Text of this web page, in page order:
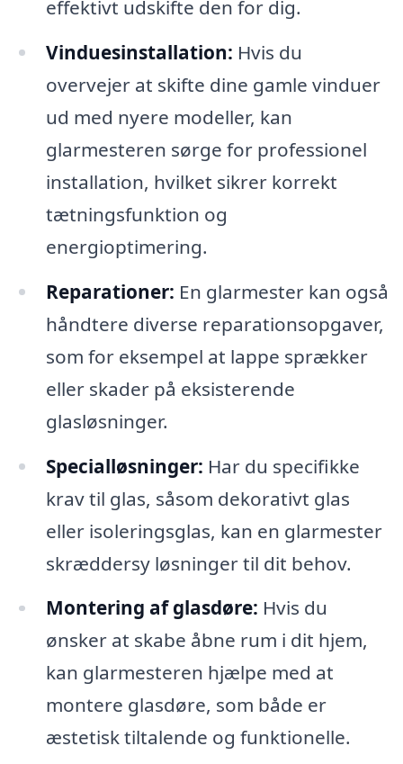
effektivt udskifte den for dig.
Vinduesinstallation: Hvis du
overvejer at skifte dine gamle vinduer
ud med nyere modeller, kan
glarmesteren sørge for professionel
installation, hvilket sikrer korrekt
tætningsfunktion og
energioptimering.
Reparationer: En glarmester kan også
håndtere diverse reparationsopgaver,
som for eksempel at lappe sprækker
eller skader på eksisterende
glasløsninger.
Specialløsninger: Har du specifikke
krav til glas, såsom dekorativt glas
eller isoleringsglas, kan en glarmester
skræddersy løsninger til dit behov.
Montering af glasdøre: Hvis du
ønsker at skabe åbne rum i dit hjem,
kan glarmesteren hjælpe med at
montere glasdøre, som både er
æstetisk tiltalende og funktionelle.